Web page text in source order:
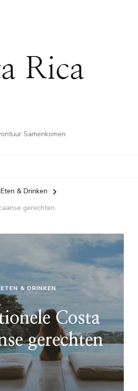
Rica
Samenkomen
Eten & Drinken
gerechten
ETEN & DRINKEN
Costa
gerechten